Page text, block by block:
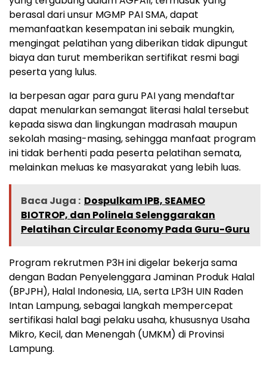
berasal dari unsur MGMP PAI SMA, dapat
memanfaatkan kesempatan ini sebaik mungkin,
mengingat pelatihan yang diberikan tidak dipungut
biaya dan turut memberikan sertifikat resmi bagi
peserta yang lulus.
Ia berpesan agar para guru PAI yang mendaftar
dapat menularkan semangat literasi halal tersebut
kepada siswa dan lingkungan madrasah maupun
sekolah masing-masing, sehingga manfaat program
ini tidak berhenti pada peserta pelatihan semata,
melainkan meluas ke masyarakat yang lebih luas.
Baca Juga : Dospulkam IPB, SEAMEO
BIOTROP, dan Polinela Selenggarakan
Pelatihan Circular Economy Pada Guru-Guru
Program rekrutmen P3H ini digelar bekerja sama
dengan Badan Penyelenggara Jaminan Produk Halal
(BPJPH), Halal Indonesia, LIA, serta LP3H UIN Raden
Intan Lampung, sebagai langkah mempercepat
sertifikasi halal bagi pelaku usaha, khususnya Usaha
Mikro, Kecil, dan Menengah (UMKM) di Provinsi
Lampung.